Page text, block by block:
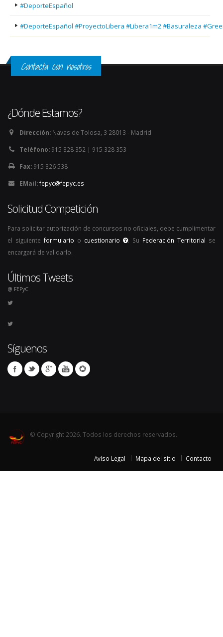
#DeporteEspañol
#DeporteEspañol #ProyectoLibera #Libera1m2 #Basuraleza
Contacta con nosotros
¿Dónde Estamos?
Dirección: Navas de Tolosa, 3 28013 - Madrid
Teléfono: 915 328 352 | 915 328 353
Fax: 915 326 538
EMail:fepyc@fepyc.es
Solicitud Competición
Para solicitar autorización de concursos no oficiales, debe cumplimentar
el siguiente formulario o cuestionario . Su Federación Territorial se
encargará de validarlo.
Últimos Tweets
@ FEPyC
Síguenos
© Copyright 2026. Todos los derechos reservados.
Avíso Legal Mapa del sitio Contacto